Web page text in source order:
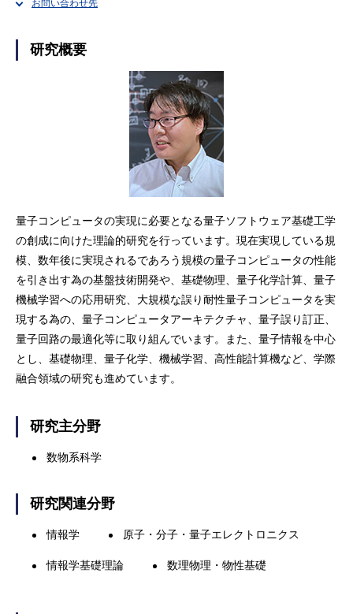
お問い合わせ先
研究概要
量子コンピュータの実現に必要となる量子ソフトウェア基礎工学
の創成に向けた理論的研究を行っています。現在実現している規
模、数年後に実現されるであろう規模の量子コンピュータの性能
を引き出す為の基盤技術開発や、基礎物理、量子化学計算、量子
機械学習への応用研究、大規模な誤り耐性量子コンピュータを実
現する為の、量子コンピュータアーキテクチャ、量子誤り訂正、
量子回路の最適化等に取り組んでいます。また、量子情報を中心
とし、基礎物理、量子化学、機械学習、高性能計算機など、学際
融合領域の研究も進めています。
研究主分野
数物系科学
研究関連分野
情報学 原子・分子・量子エレクトロニクス
情報学基礎理論 数理物理・物性基礎